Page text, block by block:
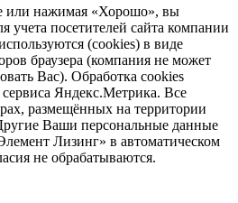
или нажимая «Хорошо», вы
учета посетителей сайта компании
(cookies) в виде
браузера (компания не может
Вас). Обработка cookies
Яндекс.Метрика. Все
размещённых на территории
Ваши персональные данные
Лизинг» в автоматическом
не обрабатываются.